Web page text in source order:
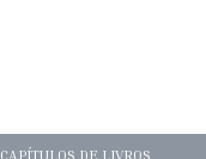
CAPÍTULOS DE LIVROS